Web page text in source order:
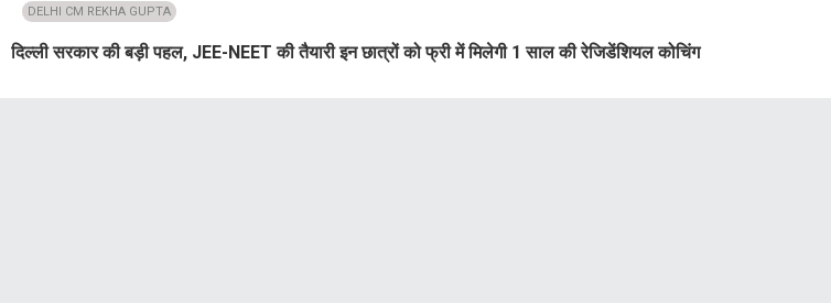
DELHI CM REKHA GUPTA
दिल्ली सरकार की बड़ी पहल, JEE-NEET की तैयारी इन छात्रों को फ्री में मिलेगी 1 साल की रेजिडेंशियल कोचिंग